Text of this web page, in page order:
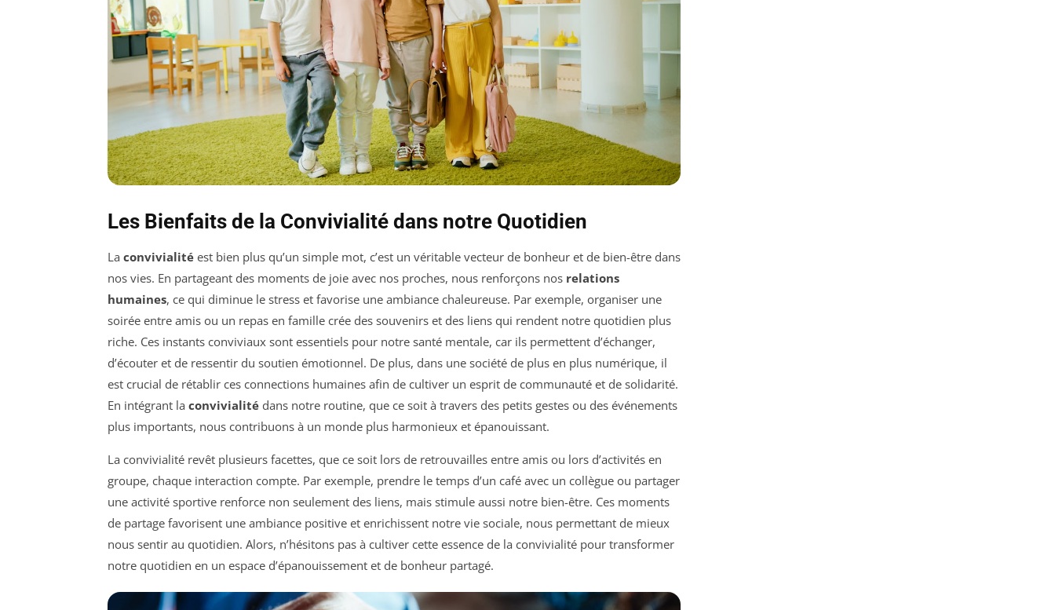
Les Bienfaits de la Convivialité dans notre Quotidien
La convivialité est bien plus qu’un simple mot, c’est un véritable vecteur de bonheur et de bien-être dans
nos vies. En partageant des moments de joie avec nos proches, nous renforçons nos relations
humaines, ce qui diminue le stress et favorise une ambiance chaleureuse. Par exemple, organiser une
soirée entre amis ou un repas en famille crée des souvenirs et des liens qui rendent notre quotidien plus
riche. Ces instants conviviaux sont essentiels pour notre santé mentale, car ils permettent d’échanger,
d’écouter et de ressentir du soutien émotionnel. De plus, dans une société de plus en plus numérique, il
est crucial de rétablir ces connections humaines afin de cultiver un esprit de communauté et de solidarité.
En intégrant la convivialité dans notre routine, que ce soit à travers des petits gestes ou des événements
plus importants, nous contribuons à un monde plus harmonieux et épanouissant.
La convivialité revêt plusieurs facettes, que ce soit lors de retrouvailles entre amis ou lors d’activités en
groupe, chaque interaction compte. Par exemple, prendre le temps d’un café avec un collègue ou partager
une activité sportive renforce non seulement des liens, mais stimule aussi notre bien-être. Ces moments
de partage favorisent une ambiance positive et enrichissent notre vie sociale, nous permettant de mieux
nous sentir au quotidien. Alors, n’hésitons pas à cultiver cette essence de la convivialité pour transformer
notre quotidien en un espace d’épanouissement et de bonheur partagé.